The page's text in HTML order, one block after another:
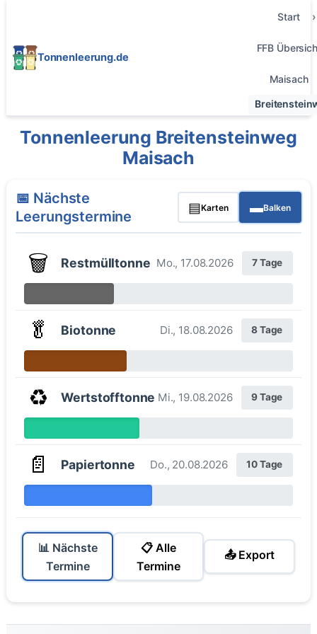
Tonnenleerung.de
Start
FFB
Maisach
Tonnenleerung Breitensteinweg
Maisach
📅 Nächste
Leerungstermine
▤Karten ▬Balken
🗑️ Restmülltonne Mo., 17.08.2026 7 Tage
🥬 Biotonne Di., 18.08.2026 8 Tage
♻️ Wertstofftonne Mi., 19.08.2026 9 Tage
📄 Papiertonne Do., 20.08.2026 10 Tage
📊 Nächste
Termine
📋 Alle
Termine
📤 Export